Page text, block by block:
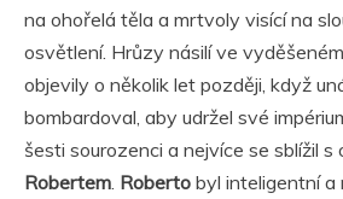
na ohořelá těla a mrtvoly visící na
osvětlení. Hrůzy násilí ve
objevily o několik let později, když
bombardoval, aby udržel své
šesti sourozenci a nejvíce se sblížil s
Robertem Roberto byl inteligentní a